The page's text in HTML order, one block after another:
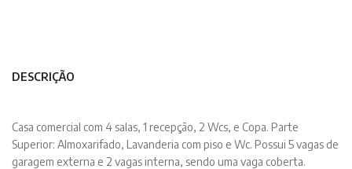
DESCRIÇÃO
Casa comercial com 4 salas, 1 recepção, 2 Wcs, e Copa. Parte
Superior: Almoxarifado, Lavanderia com piso e Wc. Possui 5 vagas de
garagem externa e 2 vagas interna, sendo uma vaga coberta.